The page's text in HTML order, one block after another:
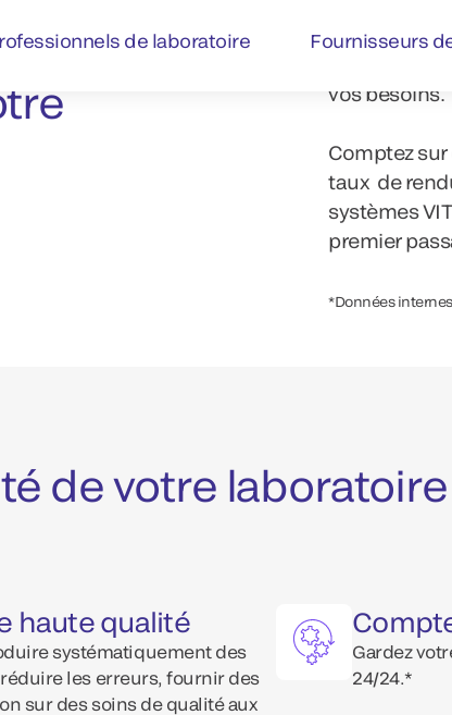
Boostez
vos besoins.
Comptez
taux de
systèmes
premier
*Données
de votre laboratoire
haute qualité
systématiquement des
les erreurs, fournir des
sur des soins de qualité aux
Gardez
24/24.*